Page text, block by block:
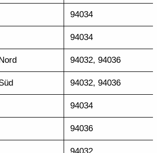
94034
94034
94032, 94036
94032, 94036
94034
94036